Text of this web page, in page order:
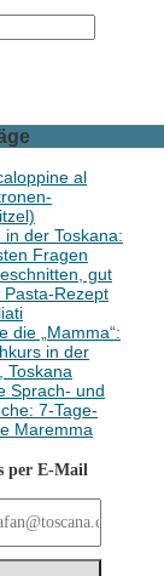
al
in der Toskana:
Fragen
gut
Rezept
die „Mamma“:
in der
Toskana
Sprach- und
7-Tage-
Maremma
per E-Mail